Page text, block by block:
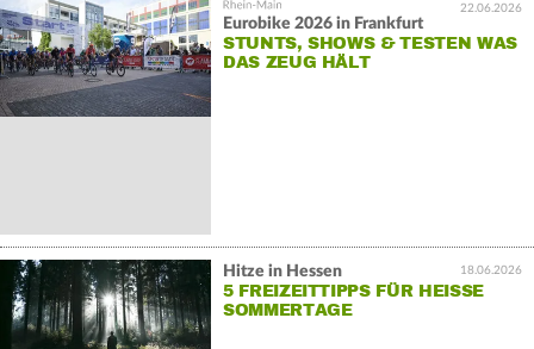
22.06.2026
Eurobike 2026 in Frankfurt
STUNTS, SHOWS & TESTEN WAS
DAS ZEUG HÄLT
18.06.2026
Hitze in Hessen
5 FREIZEITTIPPS FÜR HEISSE S
OMMERTAGE